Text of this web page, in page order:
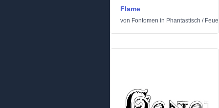
Flame
von Fontomen in Phantastisch /